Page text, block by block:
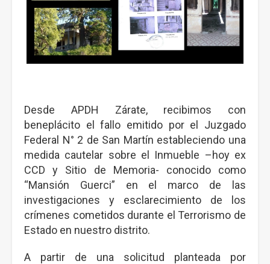
Desde APDH Zárate, recibimos con
beneplácito el fallo emitido por el Juzgado
Federal N° 2 de San Martín estableciendo una
medida cautelar sobre el Inmueble –hoy ex
CCD y Sitio de Memoria- conocido como
“Mansión Guerci” en el marco de las
investigaciones y esclarecimiento de los
crímenes cometidos durante el Terrorismo de
Estado en nuestro distrito.
A partir de una solicitud planteada por